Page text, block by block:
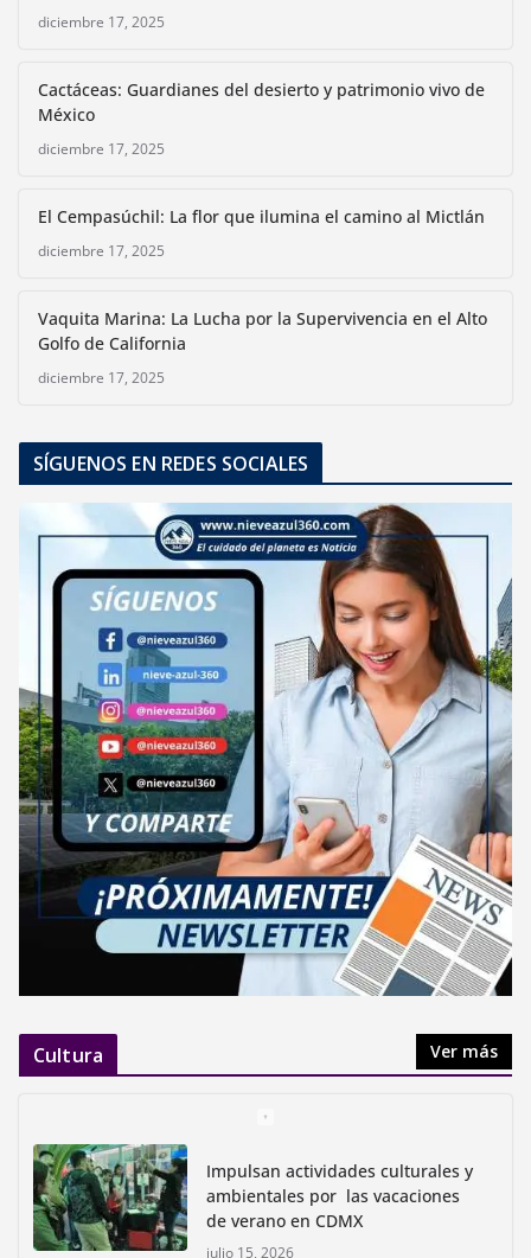
diciembre 17, 2025
Cactáceas: Guardianes del desierto y patrimonio vivo de
México
diciembre 17, 2025
El Cempasúchil: La flor que ilumina el camino al Mictlán
diciembre 17, 2025
Vaquita Marina: La Lucha por la Supervivencia en el Alto
Golfo de California
diciembre 17, 2025
SÍGUENOS EN REDES SOCIALES
Cultura Ver más
Impulsan actividades culturales y
de verano en CDMX
julio 15, 2026